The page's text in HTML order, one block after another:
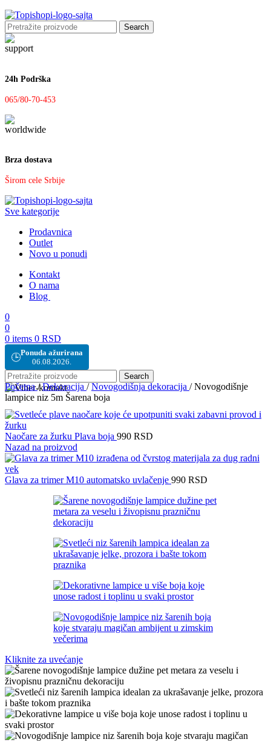
Search
24h Podrška
065/80-70-453
Brza dostava
Širom cele Srbije
Sve kategorije
Prodavnica
Outlet
Novo u ponudi
Kontakt
O nama
Blog
0
0
0 items 0 RSD
🕒Ponuda ažurirana
06.08.2026.
Search
Početna/ Dekoracija / Novogodišnja dekoracija / Novogodišnje
lampice niz 5m Šarena boja
Naočare za žurku Plava boja 990 RSD
Nazad na proizvod
Glava za trimer M10 automatsko uvlačenje 990 RSD
Kliknite za uvećanje